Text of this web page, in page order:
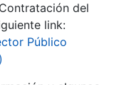
del
link:
Público